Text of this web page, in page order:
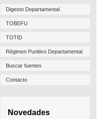
Digesto Departamental
TOBEFU
TOTID
Régimen Punitivo Departamental
Buscar fuentes
Contacto
Novedades